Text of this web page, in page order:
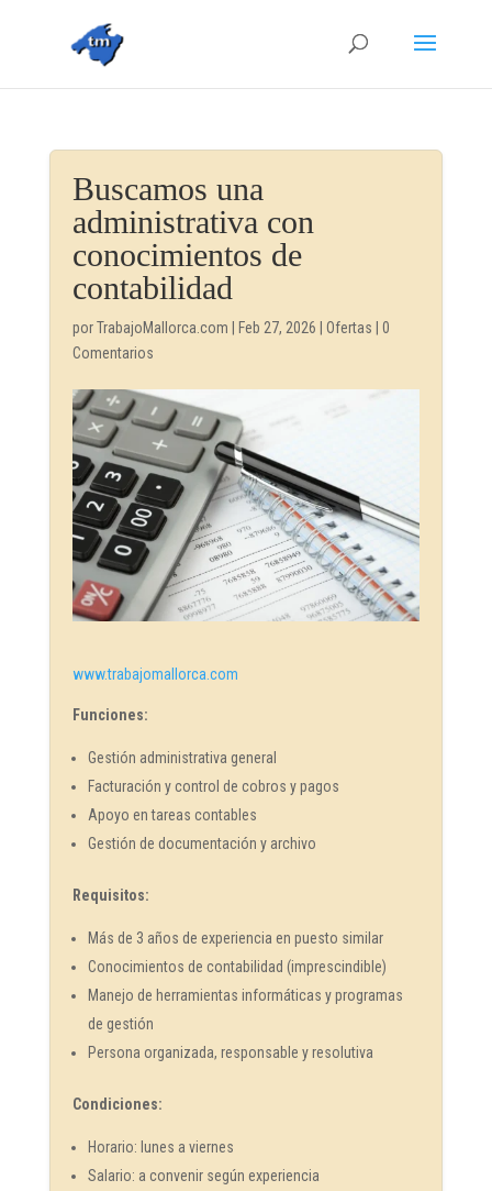
Buscamos una
administrativa con
conocimientos de
contabilidad
porTrabajoMallorca.com Feb 27, 2026 Ofertas
0
Comentarios
www.trabajomallorca.com
Funciones:
Gestión administrativa general
Facturación y control de cobros y pagos
Apoyo en tareas contables
Gestión de documentación y archivo
Requisitos:
Más de 3 años de experiencia en puesto similar
Conocimientos de contabilidad (imprescindible)
Manejo de herramientas informáticas y programas
de gestión
Persona organizada, responsable y resolutiva
Condiciones:
Horario: lunes a viernes
Salario: a convenir según experiencia